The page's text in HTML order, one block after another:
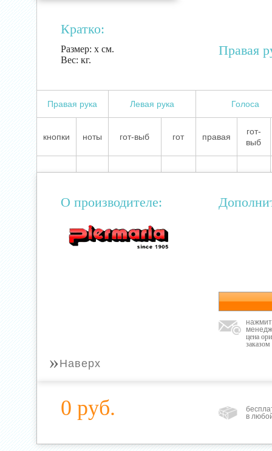
Кратко:
Размер: х см.
Вес: кг.
Правая
Правая рука Левая рука Голоса
кнопки ноты гот-выб гот правая
гот-
выб
О производителе:
цена
заказом
» Наверх
0 руб.
в